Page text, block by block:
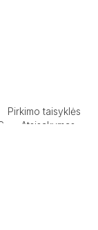
Pirkimo taisyklės
Atsisakymas